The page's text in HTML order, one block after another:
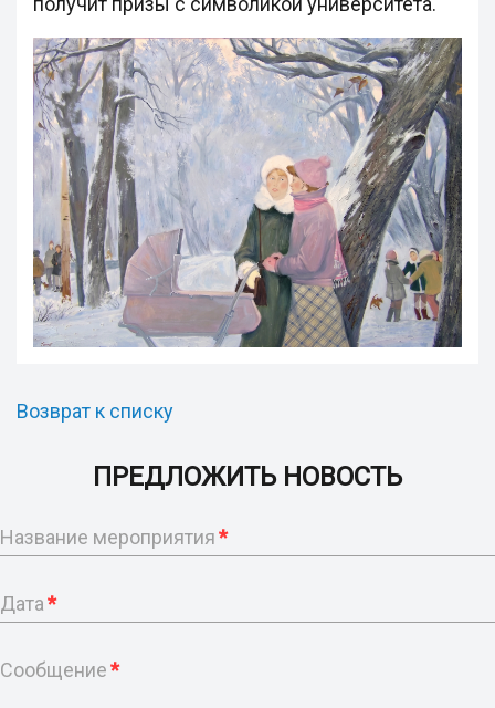
Возврат к списку
ПРЕДЛОЖИТЬ НОВОСТЬ
Название мероприятия*
Дата*
Сообщение*